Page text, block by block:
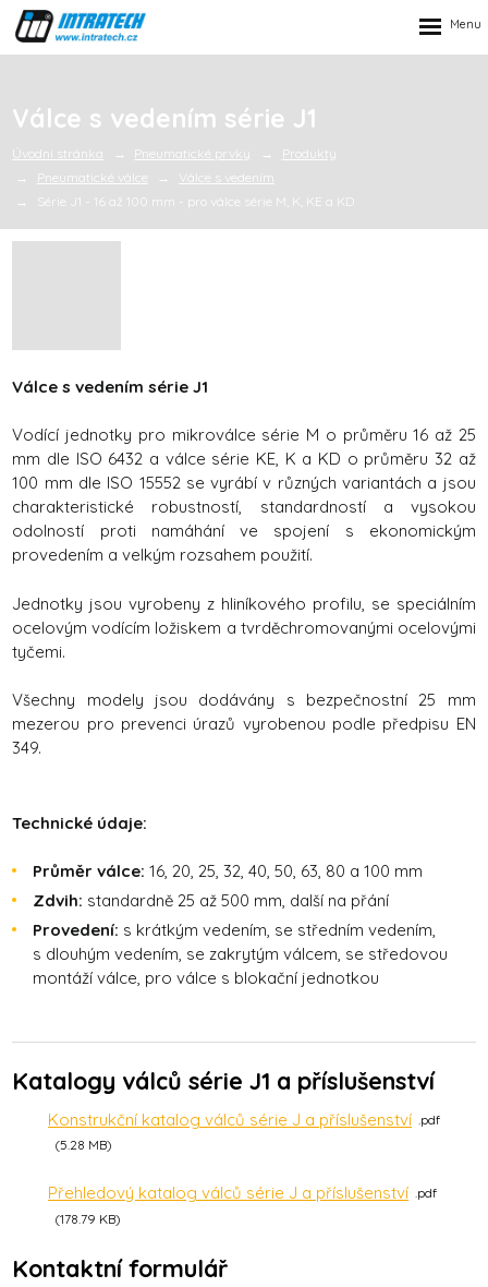
Válce s vedením série J1
Úvodní stránka Pneumatické prvky
Produkty
Pneumatické válce
Válce s vedením
Série J1 - 16 až 100 mm - pro válce série M, K, KE a KD
Válce s vedením série J1
Vodící jednotky pro mikroválce série M o průměru 16 až 25
mm dle ISO 6432 a válce série KE, K a KD o průměru 32 až
100 mm dle ISO 15552 se vyrábí v různých variantách a jsou
charakteristické robustností, standardností a vysokou
odolností proti namáhání ve spojení s ekonomickým
provedením a velkým rozsahem použití.
Jednotky jsou vyrobeny z hliníkového profilu, se speciálním
ocelovým vodícím ložiskem a tvrděchromovanými ocelovými
tyčemi.
Všechny modely jsou dodávány s bezpečnostní 25 mm
mezerou pro prevenci úrazů vyrobenou podle předpisu EN
349.
Technické údaje:
Průměr válce: 16, 20, 25, 32, 40, 50, 63, 80 a 100 mm
Zdvih: standardně 25 až 500 mm, další na přání
Provedení: s krátkým vedením, se středním vedením,
s dlouhým vedením, se zakrytým válcem, se středovou
montáží válce, pro válce s blokační jednotkou
Katalogy válců série J1 a příslušenství
Konstrukční katalog válců série J a příslušenství pdf
5.28 MB
Přehledový katalog válců série J a příslušenství pdf
178.79 KB
Kontaktní formulář